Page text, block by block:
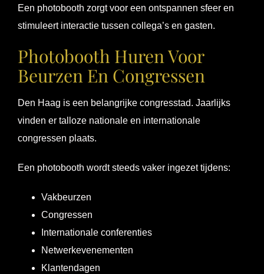
Een photobooth zorgt voor een ontspannen sfeer en
stimuleert interactie tussen collega’s en gasten.
Photobooth Huren Voor
Beurzen En Congressen
Den Haag is een belangrijke congresstad. Jaarlijks
vinden er talloze nationale en internationale
congressen plaats.
Een photobooth wordt steeds vaker ingezet tijdens:
Vakbeurzen
Congressen
Internationale conferenties
Netwerkevenementen
Klantendagen